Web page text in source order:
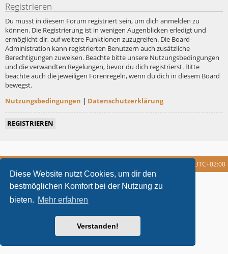
Diese Website nutzt Cookies, um dir den
bestmöglichen Komfort bei der Nutzung zu
bieten. Mehr erfahren
Verstanden!
Registrieren
Du musst in diesem Forum registriert sein, um dich anmelden zu
können. Die Registrierung ist in wenigen Augenblicken erledigt und
ermöglicht dir, auf weitere Funktionen zuzugreifen. Die Board-
Administration kann registrierten Benutzern auch zusätzliche
Berechtigungen zuweisen. Beachte bitte unsere Nutzungsbedingungen
und die verwandten Regelungen, bevor du dich registrierst. Bitte
beachte auch die jeweiligen Forenregeln, wenn du dich in diesem Board
bewegst.
Nutzungsbedingungen | Datenschutzerklärung
REGISTRIEREN
UTC+02:00
metrolike style by Eric Seguin Updated for phpBB3.2 by
Powered byphpBB ® Forum Software © phpBB Limited
Deutsche Übersetzung durch